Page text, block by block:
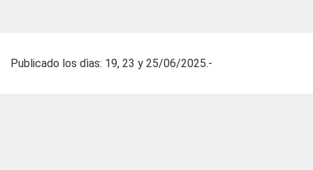
Publicado los dìas: 19, 23 y 25/06/2025.-